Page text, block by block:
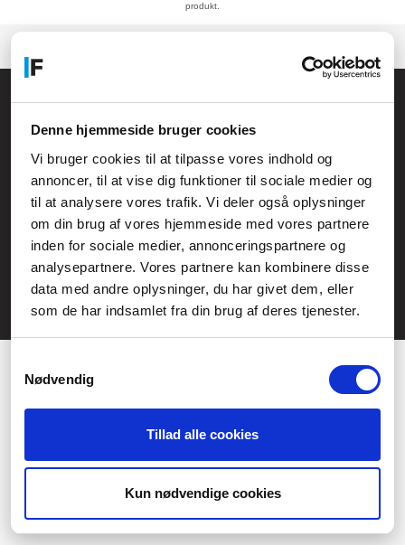
Denne hjemmeside bruger cookies
Vi bruger cookies til at tilpasse vores indhold og
annoncer, til at vise dig funktioner til sociale medier og
til at analysere vores trafik. Vi deler også oplysninger
om din brug af vores hjemmeside med vores partnere
inden for sociale medier, annonceringspartnere og
analysepartnere. Vores partnere kan kombinere disse
data med andre oplysninger, du har givet dem, eller
som de har indsamlet fra din brug af deres tjenester.
Nødvendig
Tillad alle cookies
Kun nødvendige cookies
produkt.
kundservice@fcomputer.se
Service- och reklamationsavdelningen:
service@fcomputer.se
Webbplatskarta
Kundcenter
3 veckors returrätt
Ångra köp
Skapa klagomål
Datasäkerhet/cookies